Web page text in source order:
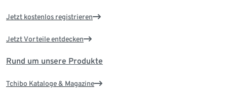
Jetzt kostenlos registrieren
Jetzt Vorteile entdecken
Rund um unsere Produkte
Tchibo Kataloge & Magazine